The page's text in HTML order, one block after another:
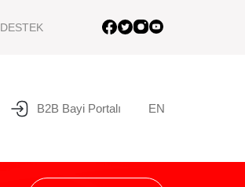
DESTEK
B2B Bayi Portalı EN